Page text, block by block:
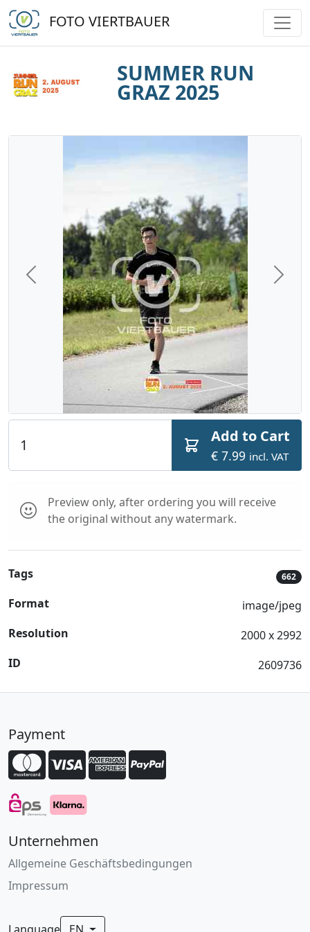
FOTO VIERTBAUER
SUMMER RUN
GRAZ 2025
Previous Next
Add to Cart
€ 7.99 incl. VAT
Preview only, after ordering you will receive
the original without any watermark.
Tags 662
Format
image/jpeg
Resolution
2000 x 2992
ID
2609736
Payment
Unternehmen
Allgemeine Geschäftsbedingungen
Impressum